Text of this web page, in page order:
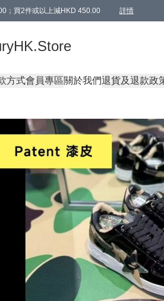
；買2件或以上減HKD 450.00 詳情
方式會員專區關於我們退貨及退款政